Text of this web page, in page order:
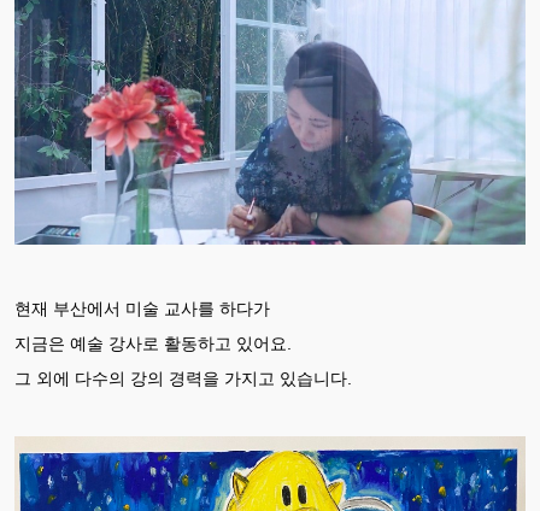
현재 부산에서 미술 교사를 하다가
지금은 예술 강사로 활동하고 있어요.
그 외에 다수의 강의 경력을 가지고 있습니다.